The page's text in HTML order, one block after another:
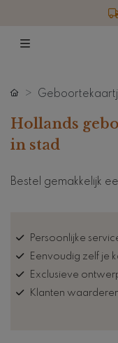
Hollands
in stad
Bestel gemakkelijk
Persoonlijke
Eenvoudig zelf je
Exclusieve
Klanten